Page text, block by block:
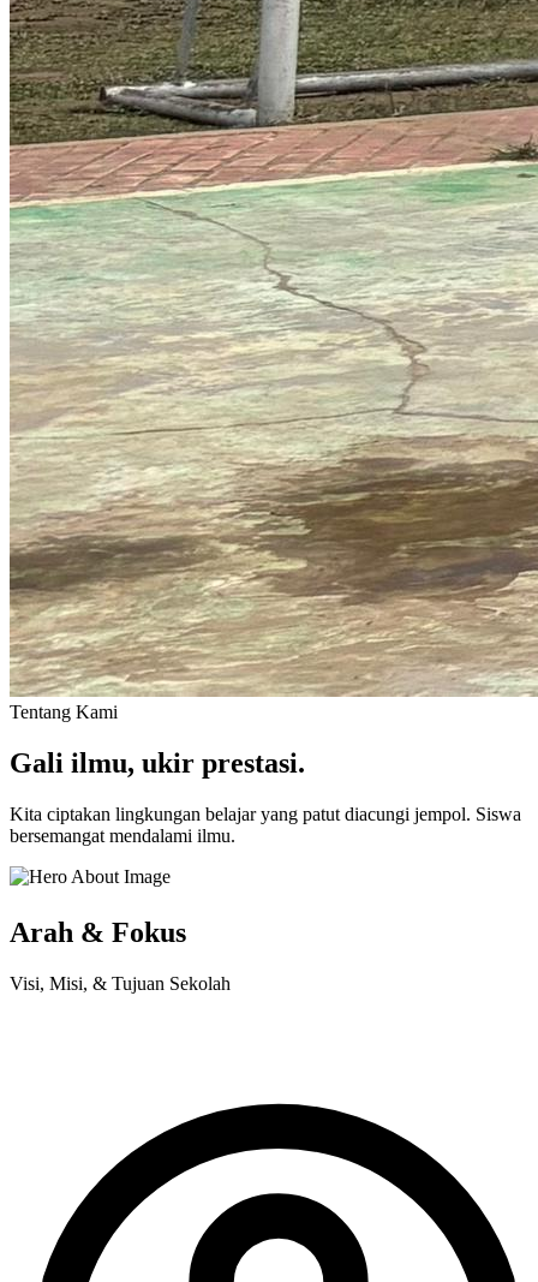
Tentang Kami
Gali ilmu, ukir prestasi.
Kita ciptakan lingkungan belajar yang patut diacungi jempol. Siswa
bersemangat mendalami ilmu.
Arah & Fokus
Visi, Misi, & Tujuan Sekolah